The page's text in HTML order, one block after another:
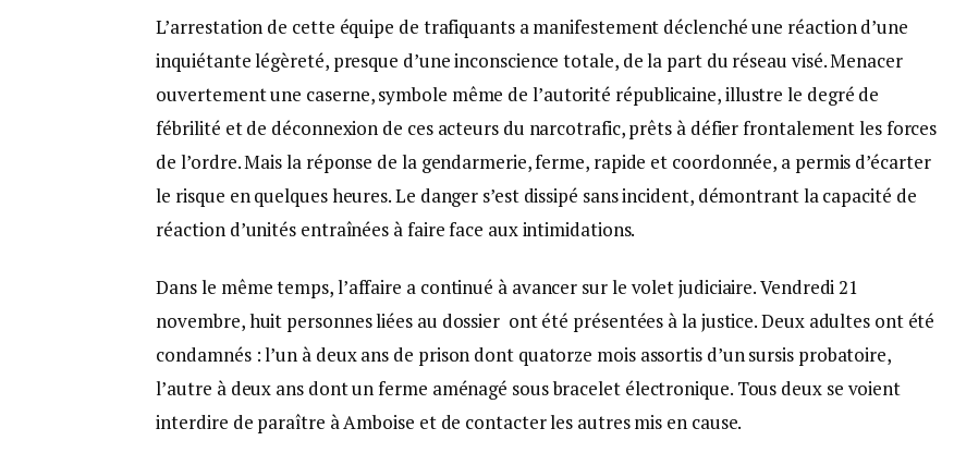
L’arrestation de cette équipe de trafiquants a manifestement déclenché une réaction d’une
inquiétante légèreté, presque d’une inconscience totale, de la part du réseau visé. Menacer
ouvertement une caserne, symbole même de l’autorité républicaine, illustre le degré de
fébrilité et de déconnexion de ces acteurs du narcotrafic, prêts à défier frontalement les forces
de l’ordre. Mais la réponse de la gendarmerie, ferme, rapide et coordonnée, a permis d’écarter
le risque en quelques heures. Le danger s’est dissipé sans incident, démontrant la capacité de
réaction d’unités entraînées à faire face aux intimidations.
Dans le même temps, l’affaire a continué à avancer sur le volet judiciaire. Vendredi 21
novembre, huit personnes liées au dossier ont été présentées à la justice. Deux adultes ont été
condamnés : l’un à deux ans de prison dont quatorze mois assortis d’un sursis probatoire,
l’autre à deux ans dont un ferme aménagé sous bracelet électronique. Tous deux se voient
interdire de paraître à Amboise et de contacter les autres mis en cause.